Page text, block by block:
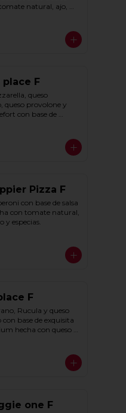
natural, ajo,
place F
queso
queso provolone y
con base de
Pizza F
con base de salsa
con tomate natural,
y especias.
F
Rucula y queso
base de exquisita
hecha con queso
one F